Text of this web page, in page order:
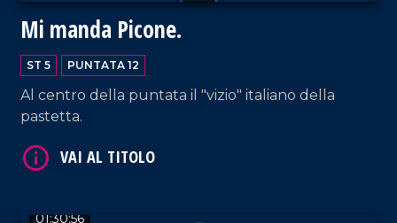
Mi manda Picone.
ST 5 PUNTATA 12
Al centro della puntata il "vizio" italiano della
pastetta.
01:30:56
VAI AL TITOLO